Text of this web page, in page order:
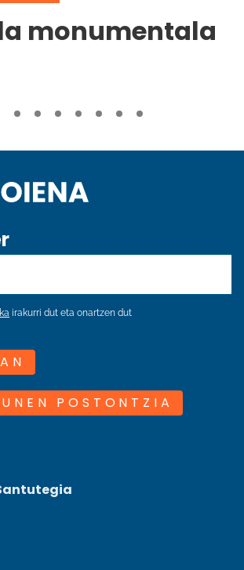
monumentala
irakurri dut eta onartzen dut
POSTONTZIA